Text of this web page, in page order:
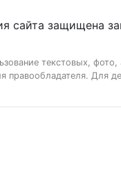
сайта защищена
текстовых, фото,
правообладателя. Для